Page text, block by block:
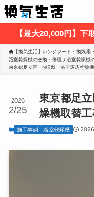
【最大20,000円】
【換気生活】レンジフード・換気扇
浴室乾燥機の交換・修理
浴室乾燥機
東京都足立区　N様邸　浴室暖房乾燥
東京都足
燥機取替
2026
2/25
施工事例 浴室乾燥機